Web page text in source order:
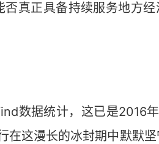
真正具备持续服务地方
数据统计，这已是2016
这漫长的冰封期中默默坚